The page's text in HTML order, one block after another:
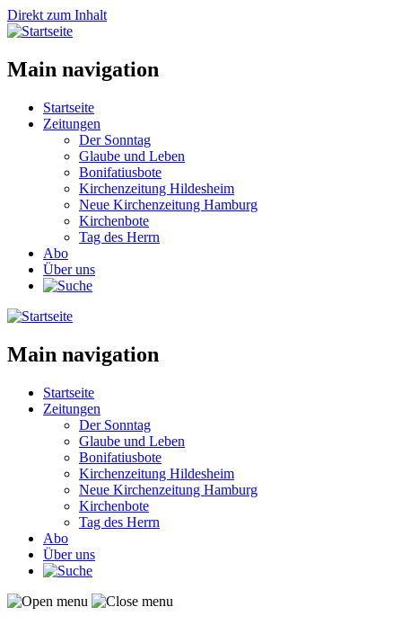
Direkt zum Inhalt
Main navigation
Startseite
Zeitungen
Der Sonntag
Glaube und Leben
Bonifatiusbote
Kirchenzeitung Hildesheim
Neue Kirchenzeitung Hamburg
Kirchenbote
Tag des Herrn
Abo
Über uns
Main navigation
Startseite
Zeitungen
Der Sonntag
Glaube und Leben
Bonifatiusbote
Kirchenzeitung Hildesheim
Neue Kirchenzeitung Hamburg
Kirchenbote
Tag des Herrn
Abo
Über uns